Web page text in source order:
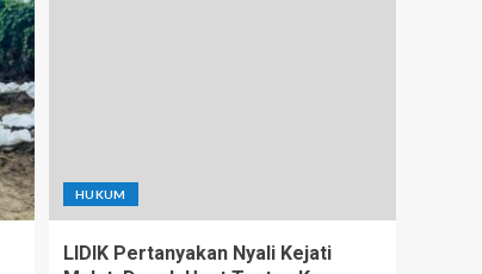
HUKUM
LIDIK Pertanyakan Nyali Kejati